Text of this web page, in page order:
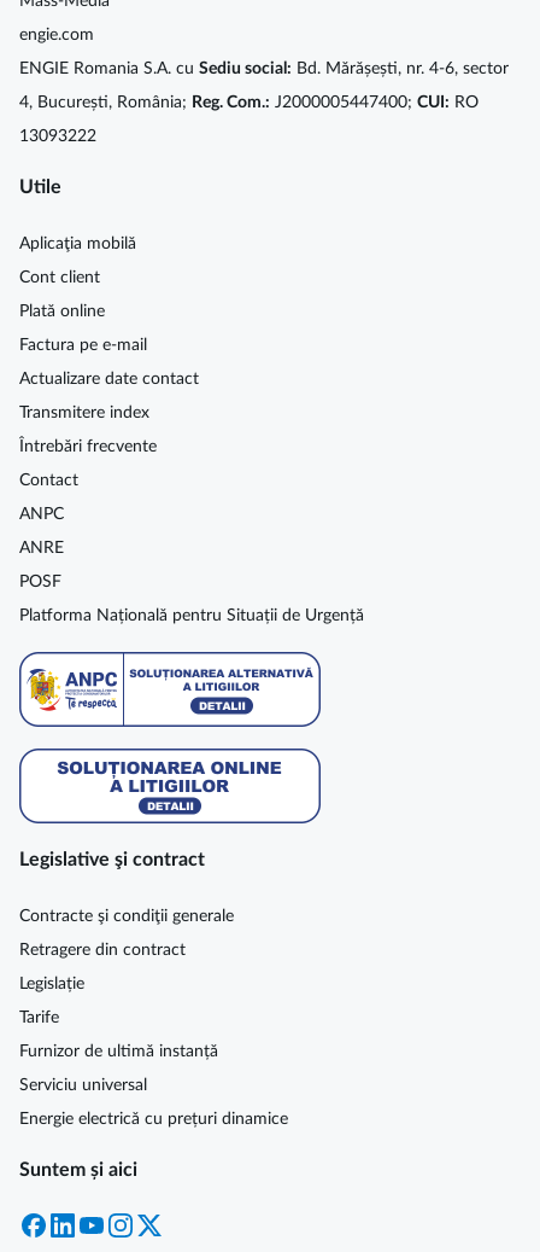
engie.com
ENGIE Romania S.A. cu Sediu social: Bd. Mărășești, nr. 4-6, sector
4, București, România; Reg. Com.: J2000005447400; CUI: RO
13093222
Utile
Aplicaţia mobilă
Cont client
Plată online
Factura pe e-mail
Actualizare date contact
Transmitere index
Întrebări frecvente
Contact
ANPC
ANRE
POSF
Platforma Națională pentru Situații de Urgență
Legislative şi contract
Contracte şi condiţii generale
Retragere din contract
Legislație
Tarife
Furnizor de ultimă instanță
Serviciu universal
Energie electrică cu prețuri dinamice
Suntem și aici
Facebook
LinkedInYouTubeInstagram